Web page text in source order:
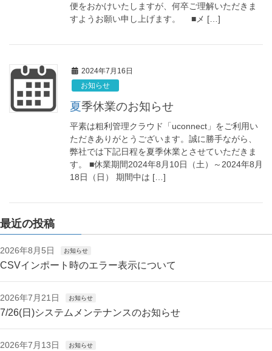
便をおかけいたしますが、何卒ご理解いただきま
すようお願い申し上げます。 ■メ […]
2024年7月16日
お知らせ
夏季休業のお知らせ
平素は粗利管理クラウド「uconnect」をご利用い
ただきありがとうございます。誠に勝手ながら、
弊社では下記日程を夏季休業とさせていただきま
す。 ■休業期間2024年8月10日（土）～2024年8月
18日（日） 期間中は […]
最近の投稿
2026年8月5日 お知らせ
CSVインポート時のエラー表示について
2026年7月21日 お知らせ
7/26(日)システムメンテナンスのお知らせ
2026年7月13日 お知らせ